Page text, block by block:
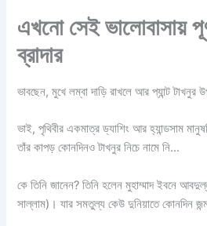
এখনো সেই ভালোবাসায়
ব্রাদার
ভাবছেন, মুখে লম্বা দাড়ি রাখলে আর প্যান্ট টাখনুর
ভাই, পৃথিবীর একমাত্র ড্যাশিং আর হ্যান্ডসাম
তাঁর কাপড় কোনদিনও টাখনুর নিচে নামে নি…
কে তিনি জানেন? তিনি হলেন মুহাম্মাদ ইবনে
সাল্লাম)। যার সমতুল্য কেউ দুনিয়াতে কোনদিন
s